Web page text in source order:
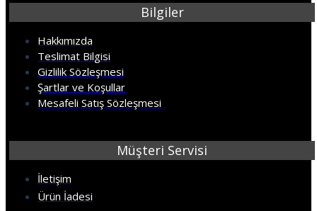
Bilgiler
Hakkımızda
Teslimat Bilgisi
Gizlilik Sözleşmesi
Şartlar ve Koşullar
Mesafeli Satış Sözleşmesi
Müşteri Servisi
İletişim
Ürün İadesi